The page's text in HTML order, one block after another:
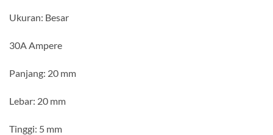
Ukuran: Besar
30A Ampere
Panjang: 20 mm
Lebar: 20 mm
Tinggi: 5 mm